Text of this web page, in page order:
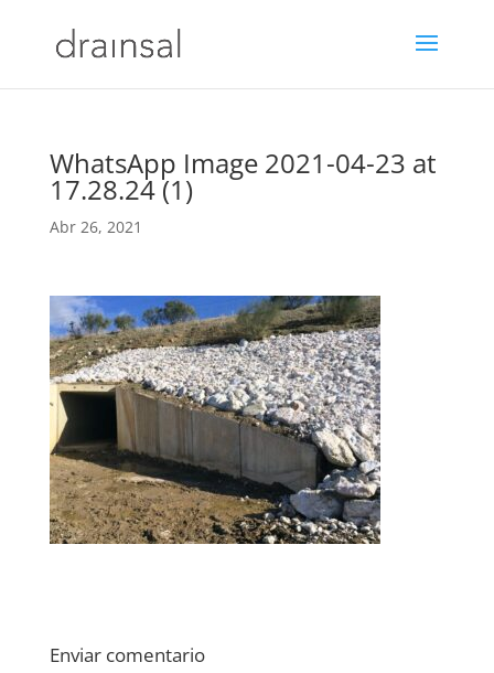
WhatsApp Image 2021-04-23 at
17.28.24 (1)
Abr 26, 2021
Enviar comentario